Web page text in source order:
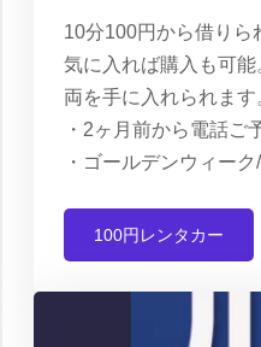
10分100円から借りら
気に入れば購入も可
両を手に入れられます
・2ヶ月前から電話ご
・ゴールデンウィー
100円レンタカー